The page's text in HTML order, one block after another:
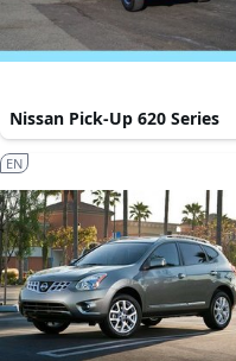
Nissan Pick-Up 620 Series
EN